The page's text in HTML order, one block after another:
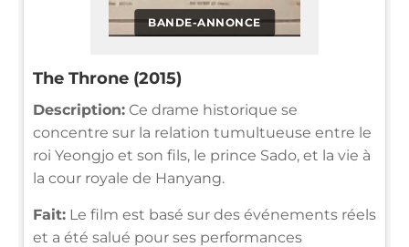
BANDE-ANNONCE
The Throne (2015)
Description: Ce drame historique se
concentre sur la relation tumultueuse entre le
roi Yeongjo et son fils, le prince Sado, et la vie à
la cour royale de Hanyang.
Fait: Le film est basé sur des événements réels
et a été salué pour ses performances